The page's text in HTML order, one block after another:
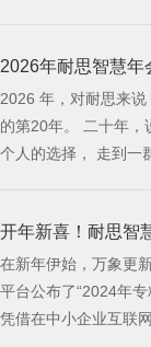
2026年耐思智慧年
集体记忆
2026 年，对耐思来说，意义非凡。 它是广东
的第20年。 二十年，说长不长，说短也不短， 但足够让一家公司，从几
个人的选择， 走到一群家庭共
饭， 好好感受一次
开年新喜！耐思智
在新年伊始，万象更
平台公布了“2024年
凭借在中小企业互联